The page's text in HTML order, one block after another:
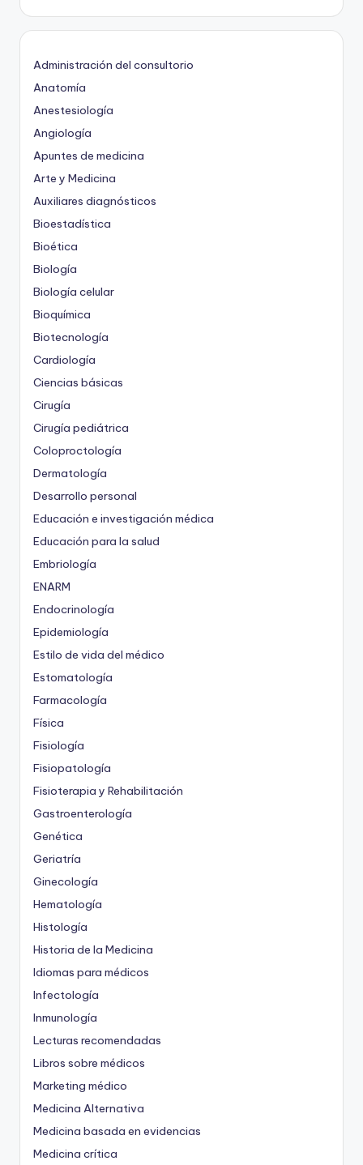
Administración del consultorio
Anatomía
Anestesiología
Angiología
Apuntes de medicina
Arte y Medicina
Auxiliares diagnósticos
Bioestadística
Bioética
Biología
Biología celular
Bioquímica
Biotecnología
Cardiología
Ciencias básicas
Cirugía
Cirugía pediátrica
Coloproctología
Dermatología
Desarrollo personal
Educación e investigación médica
Educación para la salud
Embriología
ENARM
Endocrinología
Epidemiología
Estilo de vida del médico
Estomatología
Farmacología
Física
Fisiología
Fisiopatología
Fisioterapia y Rehabilitación
Gastroenterología
Genética
Geriatría
Ginecología
Hematología
Histología
Historia de la Medicina
Idiomas para médicos
Infectología
Inmunología
Lecturas recomendadas
Libros sobre médicos
Marketing médico
Medicina Alternativa
Medicina basada en evidencias
Medicina crítica